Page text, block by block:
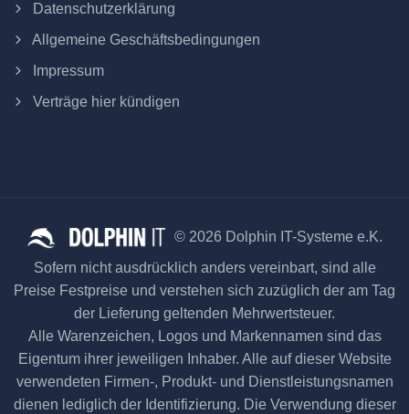
Datenschutzerklärung
Allgemeine Geschäftsbedingungen
Impressum
Verträge hier kündigen
© 2026 Dolphin IT-Systeme e.K.
Sofern nicht ausdrücklich anders vereinbart, sind alle
Preise Festpreise und verstehen sich zuzüglich der am Tag
der Lieferung geltenden Mehrwertsteuer.
Alle Warenzeichen, Logos und Markennamen sind das
Eigentum ihrer jeweiligen Inhaber. Alle auf dieser Website
verwendeten Firmen-, Produkt- und Dienstleistungsnamen
dienen lediglich der Identifizierung. Die Verwendung dieser